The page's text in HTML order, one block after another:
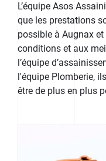
L’équipe Asos
que les prestations
possible à Augnax
conditions et aux
l’équipe
l'équipe Plomberie,
être de plus en plus